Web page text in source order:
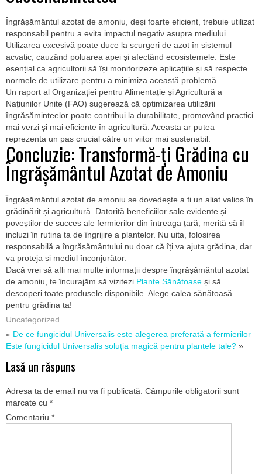
Îngrășământul azotat de amoniu, deși foarte eficient, trebuie utilizat
responsabil pentru a evita impactul negativ asupra mediului.
Utilizarea excesivă poate duce la scurgeri de azot în sistemul
acvatic, cauzând poluarea apei și afectând ecosistemele. Este
esențial ca agricultorii să își monitorizeze aplicațiile și să respecte
normele de utilizare pentru a minimiza această problemă.
Un raport al Organizației pentru Alimentație și Agricultură a
Națiunilor Unite (FAO) sugerează că optimizarea utilizării
îngrășăminteelor poate contribui la durabilitate, promovând practici
mai verzi și mai eficiente în agricultură. Aceasta ar putea
reprezenta un pas crucial către un viitor mai sustenabil.
Concluzie: Transformă-ți Grădina cu
Îngrășământul Azotat de Amoniu
Îngrășământul azotat de amoniu se dovedește a fi un aliat valios în
grădinărit și agricultură. Datorită beneficiilor sale evidente și
poveștilor de succes ale fermierilor din întreaga țară, merită să îl
incluzi în rutina ta de îngrijire a plantelor. Nu uita, folosirea
responsabilă a îngrășământului nu doar că îți va ajuta grădina, dar
va proteja și mediul înconjurător.
Dacă vrei să afli mai multe informații despre îngrășământul azotat
de amoniu, te încurajăm să vizitezi Plante Sănătoase și să
descoperi toate produsele disponibile. Alege calea sănătoasă
pentru grădina ta!
Uncategorized
« De ce fungicidul Universalis este alegerea preferată a fermierilor
Este fungicidul Universalis soluția magică pentru plantele tale? »
Lasă un răspuns
Adresa ta de email nu va fi publicată. Câmpurile obligatorii sunt
marcate cu *
Comentariu *